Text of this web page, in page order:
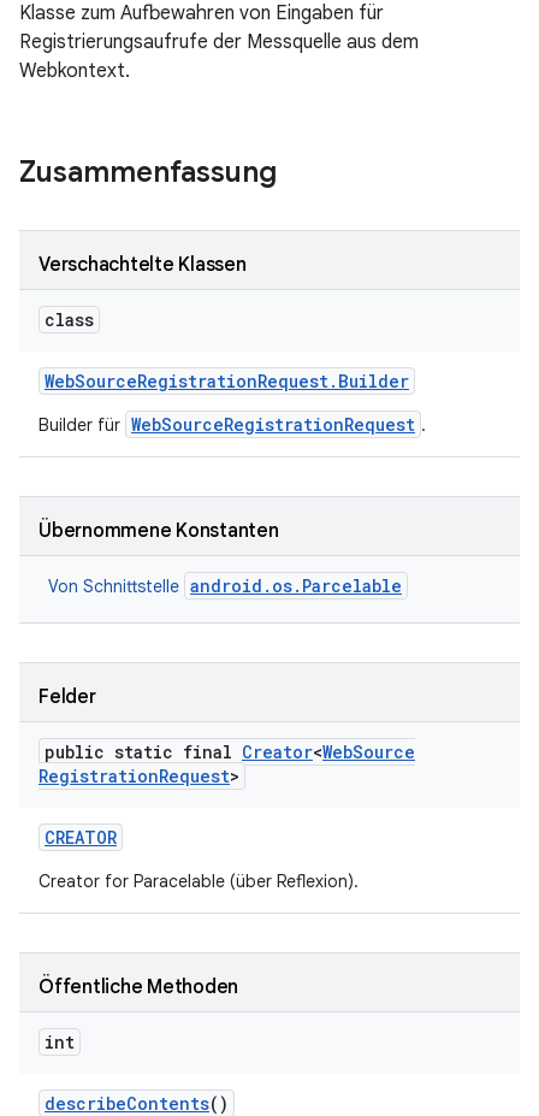
Klasse zum Aufbewahren von Eingaben für
Registrierungsaufrufe der Messquelle aus dem
Webkontext.
Zusammenfassung
Verschachtelte Klassen
class
WebSourceRegistrationRequest. Builder
Builder für WebSourceRegistrationRequest .
Übernommene Konstanten
Von Schnittstelle android.os.Parcelable
Felder
public static final Creator<WebSource
RegistrationRequest>
CREATOR
Creator for Paracelable (über Reflexion).
Öffentliche Methoden
int
describeContents()